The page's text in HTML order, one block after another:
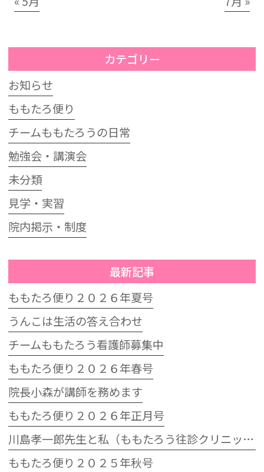
カテゴリー
お知らせ
ももたろ便り
チームももたろうの日常
勉強会・講演会
未分類
見学・実習
院内掲示・制度
最新記事
ももたろ便り２０２６年夏号
うんこは生活の答え合わせ
チームももたろう看護師募集中
ももたろ便り２０２６年春号
院長小森が講師を務めます
ももたろ便り２０２６年正月号
川島孝一郎先生と私（ももたろう往診クリニック開院15周年記念特別講演会）
ももたろ便り２０２５年秋号